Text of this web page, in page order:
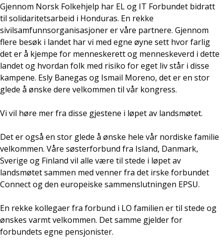
Gjennom Norsk Folkehjelp har EL og IT Forbundet bidratt
til solidaritetsarbeid i Honduras. En rekke
sivilsamfunnsorganisasjoner er våre partnere. Gjennom
flere besøk i landet har vi med egne øyne sett hvor farlig
det er å kjempe for menneskerett og menneskeverd i dette
landet og hvordan folk med risiko for eget liv står i disse
kampene. Esly Banegas og Ismail Moreno, det er en stor
glede å ønske dere velkommen til vår kongress.
Vi vil høre mer fra disse gjestene i løpet av landsmøtet.
Det er også en stor glede å ønske hele vår nordiske familie
velkommen. Våre søsterforbund fra Island, Danmark,
Sverige og Finland vil alle være til stede i løpet av
landsmøtet sammen med venner fra det irske forbundet
Connect og den europeiske sammenslutningen EPSU.
En rekke kollegaer fra forbund i LO familien er til stede og
ønskes varmt velkommen. Det samme gjelder for
forbundets egne pensjonister.